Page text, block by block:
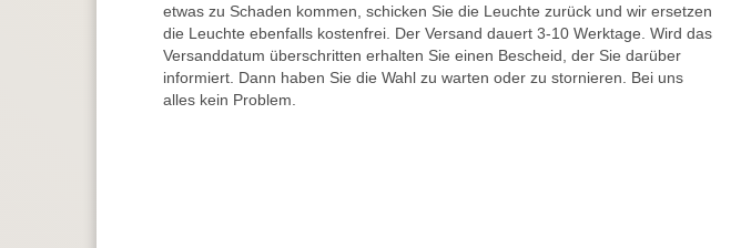
etwas zu Schaden kommen, schicken Sie die Leuchte zurück und wir ersetzen
die Leuchte ebenfalls kostenfrei. Der Versand dauert 3-10 Werktage. Wird das
Versanddatum überschritten erhalten Sie einen Bescheid, der Sie darüber
informiert. Dann haben Sie die Wahl zu warten oder zu stornieren. Bei uns
alles kein Problem.